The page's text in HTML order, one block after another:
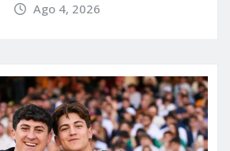
Ago 4, 2026